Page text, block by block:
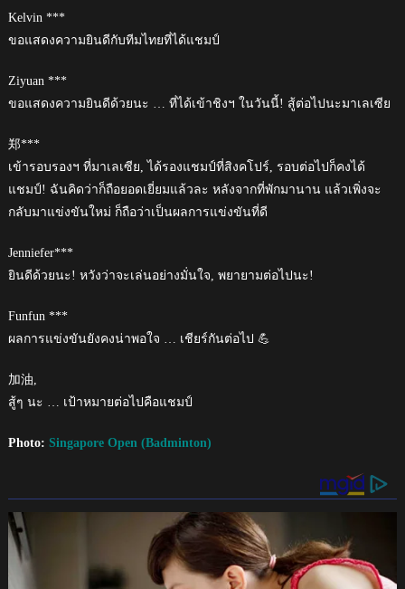
Kelvin ***
ขอแสดงความยินดีกับทีมไทยที่ได้แชมป์
Ziyuan ***
ขอแสดงความยินดีด้วยนะ … ที่ได้เข้าชิงฯ ในวันนี้! สู้ต่อไปนะมาเลเซีย
郑***
เข้ารอบรองฯ ที่มาเลเซีย, ได้รองแชมป์ที่สิงคโปร์, รอบต่อไปก็คงได้
แชมป์! ฉันคิดว่าก็ถือยอดเยี่ยมแล้วละ หลังจากที่พักมานาน แล้วเพิ่งจะ
กลับมาแข่งขันใหม่ ก็ถือว่าเป็นผลการแข่งขันที่ดี
Jenniefer***
ยินดีด้วยนะ! หวังว่าจะเล่นอย่างมั่นใจ, พยายามต่อไปนะ!
Funfun ***
ผลการแข่งขันยังคงน่าพอใจ … เชียร์กันต่อไป 💪
加油,
สู้ๆ นะ … เป้าหมายต่อไปคือแชมป์
Photo: Singapore Open (Badminton)